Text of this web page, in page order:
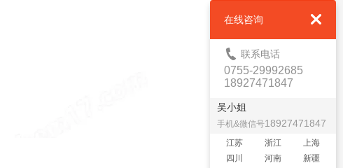
在线咨询
联系电话
0755-29992685
18927471847
吴小姐
手机&微信号18927471847
江苏 浙江
上海
四川
河南
新疆